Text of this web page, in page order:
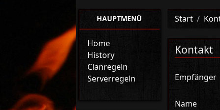
HAUPTMENÜ
Home
History
Clanregeln
Serverregeln
Start
Kontakt
Empfänger
Name